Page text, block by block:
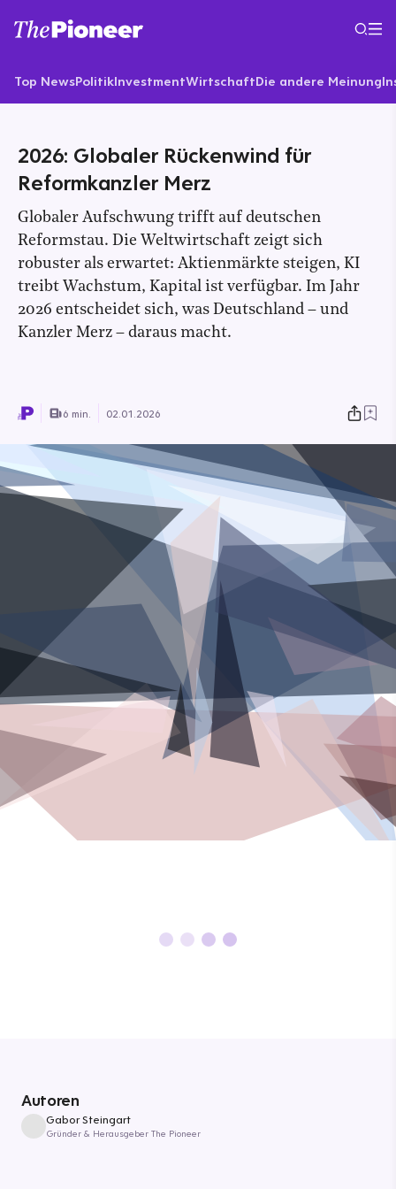
Top NewsPolitikInvestmentWirtschaftDie andere Meinung
2026: Globaler Rückenwind für
Reformkanzler Merz
Globaler Aufschwung trifft auf deutschen
Reformstau. Die Weltwirtschaft zeigt sich
robuster als erwartet: Aktienmärkte steigen, KI
treibt Wachstum, Kapital ist verfügbar. Im Jahr
2026 entscheidet sich, was Deutschland – und
Kanzler Merz – daraus macht.
6 min. 02.01.2026
Autoren
Gabor Steingart
Gründer & Herausgeber The Pioneer